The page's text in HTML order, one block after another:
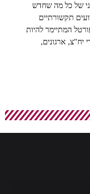
של כל מה שחדש
תקשורתיים
המתיימר להיות
ארגונים,